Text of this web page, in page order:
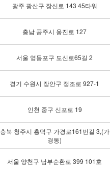
광주 광산구 장신로 143 45타워
충남 공주시 웅진로 127
서울 영등포구 도신로65길 2
경기 수원시 장안구 정조로 927-1
인천 중구 신포로 19
충북 청주시 흥덕구 가경로161번길 3,(가
경동)
서울 양천구 남부순환로 399 101호